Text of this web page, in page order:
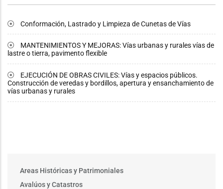
Conformación, Lastrado y Limpieza de Cunetas de Vías
MANTENIMIENTOS Y MEJORAS: Vías urbanas y rurales vías de
lastre o tierra, pavimento flexible
EJECUCIÓN DE OBRAS CIVILES: Vías y espacios públicos.
Construcción de veredas y bordillos, apertura y ensanchamiento de
vías urbanas y rurales
Main
menu
Areas Históricas y Patrimoniales
Avalúos y Catastros